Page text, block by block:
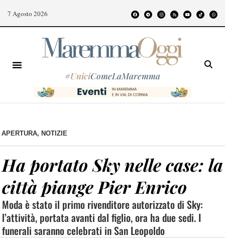
7 Agosto 2026
#UniciComeLaMaremma
APERTURA, NOTIZIE
Ha portato Sky nelle case: la
città piange Pier Enrico
Moda è stato il primo rivenditore autorizzato di Sky:
l’attività, portata avanti dal figlio, ora ha due sedi. I
funerali saranno celebrati in San Leopoldo